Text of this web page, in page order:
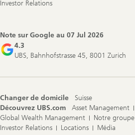
Investor Relations
Note sur Google au 07 Jul 2026
4.3
UBS, Bahnhofstrasse 45, 8001 Zurich
Changer de domicile
Suisse
Découvrez UBS.com
Asset Management
Global Wealth Management
Notre groupe
Investor Relations
Locations Média